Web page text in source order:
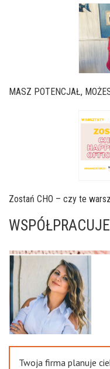
MASZ POTENCJAŁ,
Zostań CHO – czy te
Twoja firma planuje